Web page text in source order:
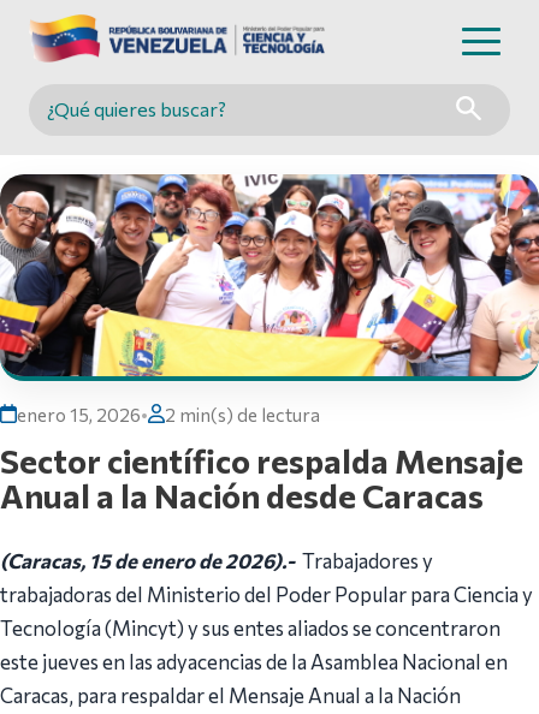
Buscar en MINCYT
enero 15, 2026• 2 min(s) de lectura
Sector científico respalda Mensaje
Anual a la Nación desde Caracas
(Caracas, 15 de enero de 2026).- Trabajadores y
trabajadoras del Ministerio del Poder Popular para Ciencia y
Tecnología (Mincyt) y sus entes aliados se concentraron
este jueves en las adyacencias de la Asamblea Nacional en
Caracas, para respaldar el Mensaje Anual a la Nación